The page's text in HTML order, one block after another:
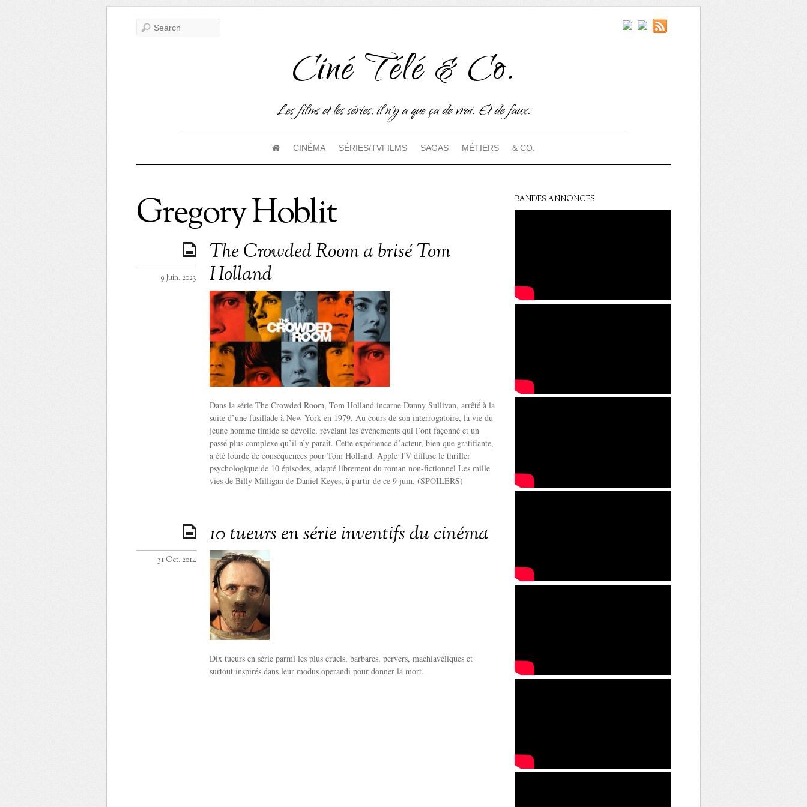
Ciné Télé & Co.
Les films et les séries, il n'y a que ça de vrai. Et de faux.
CINÉMA SÉRIES/TVFILMS SAGAS MÉTIERS & CO.
Gregory Hoblit
The Crowded Room a brisé Tom
Holland
9 Juin. 2023
Dans la série The Crowded Room, Tom Holland incarne Danny Sullivan, arrêté à la
suite d’une fusillade à New York en 1979. Au cours de son interrogatoire, la vie du
jeune homme timide se dévoile, révélant les événements qui l’ont façonné et un
passé plus complexe qu’il n’y paraît. Cette expérience d’acteur, bien que gratifiante,
a été lourde de conséquences pour Tom Holland. Apple TV diffuse le thriller
psychologique de 10 épisodes, adapté librement du roman non-fictionnel Les mille
vies de Billy Milligan de Daniel Keyes, à partir de ce 9 juin. (SPOILERS)
10 tueurs en série inventifs du cinéma
31 Oct. 2014
Dix tueurs en série parmi les plus cruels, barbares, pervers, machiavéliques et
surtout inspirés dans leur modus operandi pour donner la mort.
BANDES ANNONCES